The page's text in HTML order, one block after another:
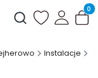
Otwórz
Instalacje